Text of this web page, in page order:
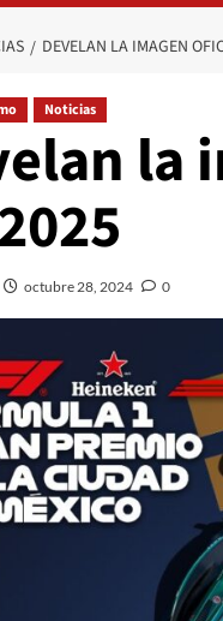
DEVELAN LA IMAGEN
Noticias
la
octubre 28, 2024 0